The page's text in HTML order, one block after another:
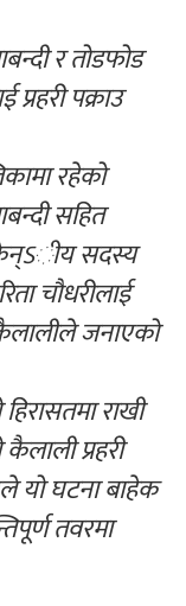
र तोडफोड
प्रहरी पक्राउ
रहेको
सहित
केन्ऽीय सदस्य
चौधरीलाई
कैलालीले जनाएको
राखी
प्रहरी
यो घटना बाहेक
तवरमा